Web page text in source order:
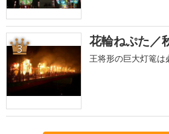
3 花輪ねぷた／
王将形の巨大灯篭は